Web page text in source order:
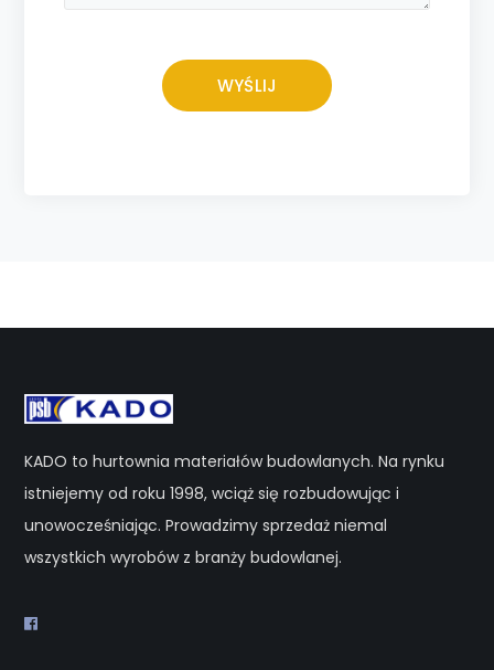
KADO to hurtownia materiałów budowlanych. Na rynku
istniejemy od roku 1998, wciąż się rozbudowując i
unowocześniając. Prowadzimy sprzedaż niemal
wszystkich wyrobów z branży budowlanej.